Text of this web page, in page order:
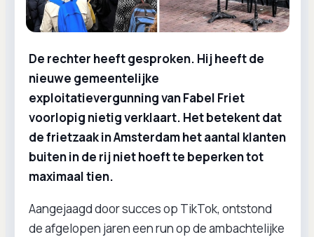
De rechter heeft gesproken. Hij heeft de
nieuwe gemeentelijke
exploitatievergunning van Fabel Friet
voorlopig nietig verklaart. Het betekent dat
de frietzaak in Amsterdam het aantal klanten
buiten in de rij niet hoeft te beperken tot
maximaal tien.
Aangejaagd door succes op TikTok, ontstond
de afgelopen jaren een run op de ambachtelijke